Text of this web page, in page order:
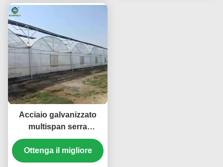
Acciaio galvanizzato
multispan serra
commerciale in
policarbonato
lunghezza
Ottenga il migliore